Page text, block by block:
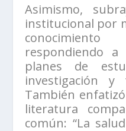
Asimismo,
institucional por
respondiendo a
planes de
investigación y
También
literatura
común: “La